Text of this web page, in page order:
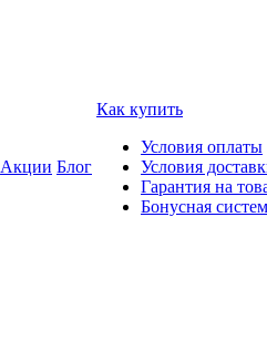
Акции Блог
Как купить
Условия оплаты
Условия
Гарантия на
Бонусная